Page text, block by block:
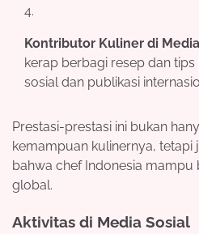
Kontributor Kuliner di
kerap berbagi resep dan
sosial dan publikasi
Prestasi-prestasi ini bukan
kemampuan kulinernya, tetapi
bahwa chef Indonesia mampu
global.
Aktivitas di Media Sosial